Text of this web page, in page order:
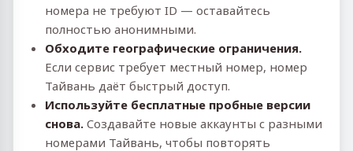
номера не требуют ID — оставайтесь
полностью анонимными.
Обходите географические ограничения.
Если сервис требует местный номер, номер
Тайвань даёт быстрый доступ.
Используйте бесплатные пробные версии
снова. Создавайте новые аккаунты с разными
номерами Тайвань, чтобы повторять